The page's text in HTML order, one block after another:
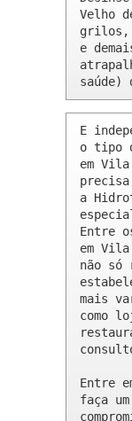
Velho
grilos,
e
saúde)
E
o tipo
em
a
Entre
em Vila
não só
mais
como
Entre
faça